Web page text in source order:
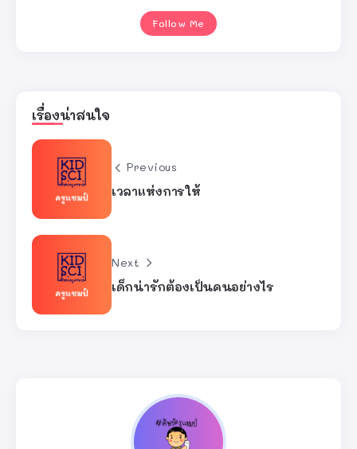
Follow Me
เรื่องน่าสนใจ
Previous
เวลาแห่งการให้
Next
เด็กน่ารักต้องเป็นคนอย่างไร